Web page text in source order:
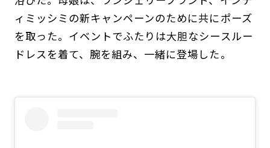
ィミッシミの新キャンペーンのために共にポーズ
を取った。イベントでふたりは大胆なシースルー
ドレスを着て、腕を組み、一緒に登場した。